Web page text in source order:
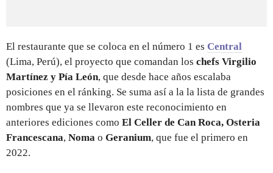
El restaurante que se coloca en el número 1 es Central
(Lima, Perú), el proyecto que comandan los chefs Virgilio
Martínez y Pía León, que desde hace años escalaba
posiciones en el ránking. Se suma así a la la lista de grandes
nombres que ya se llevaron este reconocimiento en
anteriores ediciones como El Celler de Can Roca, Osteria
Francescana, Noma o Geranium, que fue el primero en
2022.